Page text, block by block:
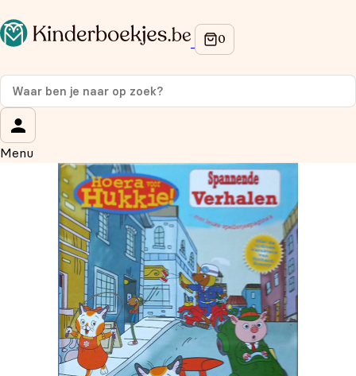
Menu
Op de hoogte blijven van onze acties?
Meld je aan voor onze nieuwsbrief en ontvang
korting
Wat is je voornaam?
Wat is je e-mailadres?*
Aanmelden
We gebruiken je gegevens om contact op te nemen, in
overeenstemming met ons privacybeleid.